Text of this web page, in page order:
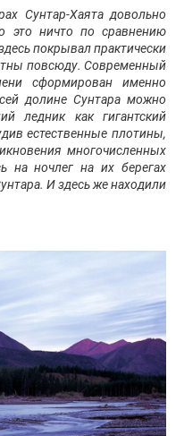
Сунтар-Хаята довольно
это ничто по сравнению
покрывал практически
повсюду. Современный
сформирован именно
долине Сунтара можно
ледник как гигантский
естественные плотины,
многочисленных
на ночлег на их берегах
И здесь же находили